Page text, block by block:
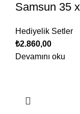
Samsun 35
Hediyelik Setler
₺2.860,00
Devamını oku